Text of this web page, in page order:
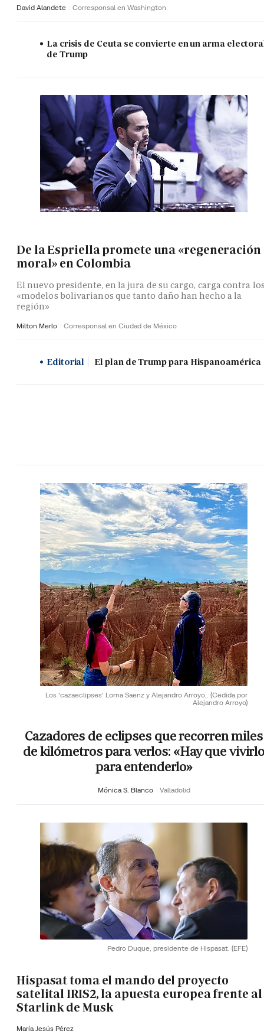
David Alandete Corresponsal en Washington
La crisis de Ceuta se convierte en un arma
de Trump
De la Espriella promete una «regeneración
moral» en Colombia
El nuevo presidente, en la jura de su cargo, carga contra
«modelos bolivarianos que tanto daño han hecho a la
región»
Milton Merlo Corresponsal en Ciudad de México
Editorial El plan de Trump para Hispanoamérica
Los 'cazaeclipses' Lorna Saenz y Alejandro Arroyo,. (Cedida por
Alejandro Arroyo)
Cazadores de eclipses que recorren miles
de kilómetros para verlos: «Hay que
para entenderlo»
Mónica S. Blanco Valladolid
Pedro Duque, presidente de Hispasat. (EFE)
Hispasat toma el mando del proyecto
satelital IRIS2, la apuesta europea frente al
Starlink de Musk
María Jesús Pérez